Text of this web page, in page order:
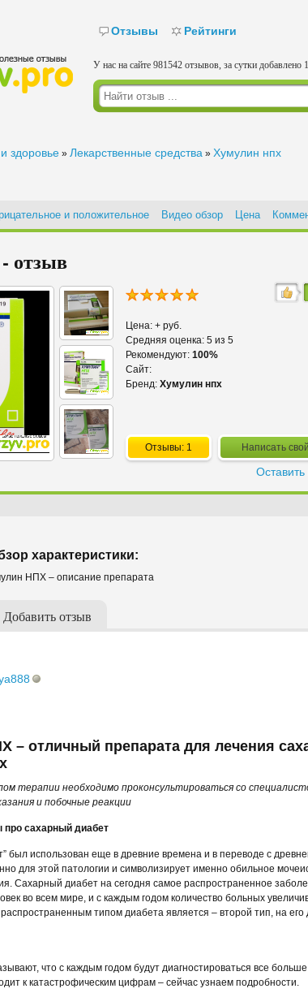
Отзывы Рейтинги
У нас на сайте 981542 отзывов, за сутки добавлено
здоровье » Лекарственные средства » Хумулин нпх
и положительное Видео обзор Цена
отзыв
Цена: + руб.
Средняя оценка: 5 из 5
Рекомендуют: 100%
Сайт:
Бренд: Хумулин нпх
Отзывы: 1 Написать
характеристики:
НПХ – описание препарата
Добавить отзыв
– отличный препарата для лечения
терапии необходимо проконсультироваться со
и побочные реакции
сахарный диабет
был использован еще в древние времена и в переводе с
для этой патологии и символизирует именно обильное
Сахарный диабет на сегодня самое распространенное
во всем мире, и с каждым годом количество больных
типом диабета является – второй тип, на
что с каждым годом будут диагностироваться все
к катастрофическим цифрам – сейчас узнаем подробности.